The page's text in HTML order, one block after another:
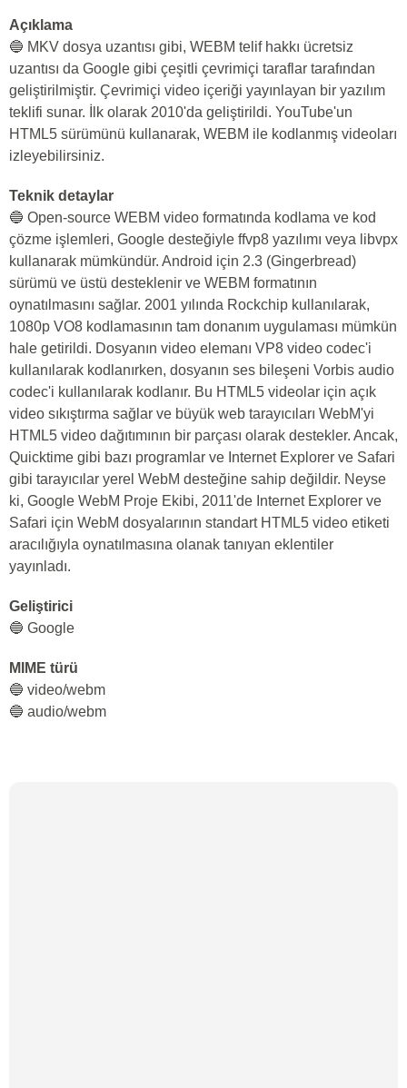
Açıklama
🔵 MKV dosya uzantısı gibi, WEBM telif hakkı ücretsiz
uzantısı da Google gibi çeşitli çevrimiçi taraflar tarafından
geliştirilmiştir. Çevrimiçi video içeriği yayınlayan bir yazılım
teklifi sunar. İlk olarak 2010'da geliştirildi. YouTube'un
HTML5 sürümünü kullanarak, WEBM ile kodlanmış videoları
izleyebilirsiniz.
Teknik detaylar
🔵 Open-source WEBM video formatında kodlama ve kod
çözme işlemleri, Google desteğiyle ffvp8 yazılımı veya libvpx
kullanarak mümkündür. Android için 2.3 (Gingerbread)
sürümü ve üstü desteklenir ve WEBM formatının
oynatılmasını sağlar. 2001 yılında Rockchip kullanılarak,
1080p VO8 kodlamasının tam donanım uygulaması mümkün
hale getirildi. Dosyanın video elemanı VP8 video codec'i
kullanılarak kodlanırken, dosyanın ses bileşeni Vorbis audio
codec'i kullanılarak kodlanır. Bu HTML5 videolar için açık
video sıkıştırma sağlar ve büyük web tarayıcıları WebM'yi
HTML5 video dağıtımının bir parçası olarak destekler. Ancak,
Quicktime gibi bazı programlar ve Internet Explorer ve Safari
gibi tarayıcılar yerel WebM desteğine sahip değildir. Neyse
ki, Google WebM Proje Ekibi, 2011'de Internet Explorer ve
Safari için WebM dosyalarının standart HTML5 video etiketi
aracılığıyla oynatılmasına olanak tanıyan eklentiler
yayınladı.
Geliştirici
🔵 Google
MIME türü
🔵 video/webm
🔵 audio/webm